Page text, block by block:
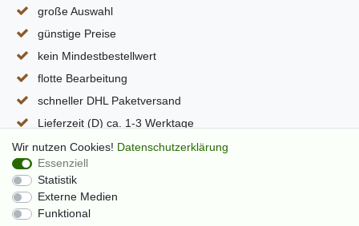
große Auswahl
günstige Preise
kein Mindestbestellwert
flotte Bearbeitung
schneller DHL Paketversand
Lieferzeit (D) ca. 1-3 Werktage
alle Seiten per SSL verschlüsselt
Wir nutzen Cookies! Daten­schutz­erklärung
Essenziell
Statistik
Externe Medien
Funktional